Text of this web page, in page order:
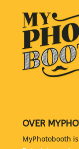
OVER
MyPhotobooth